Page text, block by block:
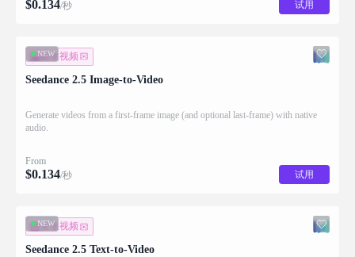
$0.134/秒 试用
NEW
图生视频
Seedance 2.5 Image-to-Video
Generate videos from a first-frame image (and optional last-frame) with native
audio.
From
$0.134/秒 试用
NEW
文生视频
Seedance 2.5 Text-to-Video